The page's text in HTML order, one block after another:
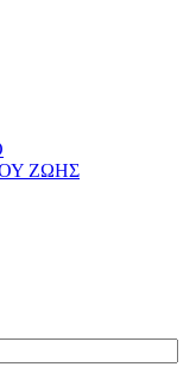
ΖΩΗΣ